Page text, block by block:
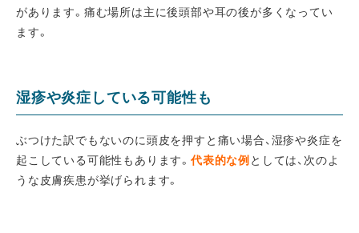
があります。痛む場所は主に後頭部や耳の後が多くなってい
ます。
湿疹や炎症している可能性も
ぶつけた訳でもないのに頭皮を押すと痛い場合、湿疹や炎症を
起こしている可能性もあります。代表的な例としては、次のよ
うな皮膚疾患が挙げられます。